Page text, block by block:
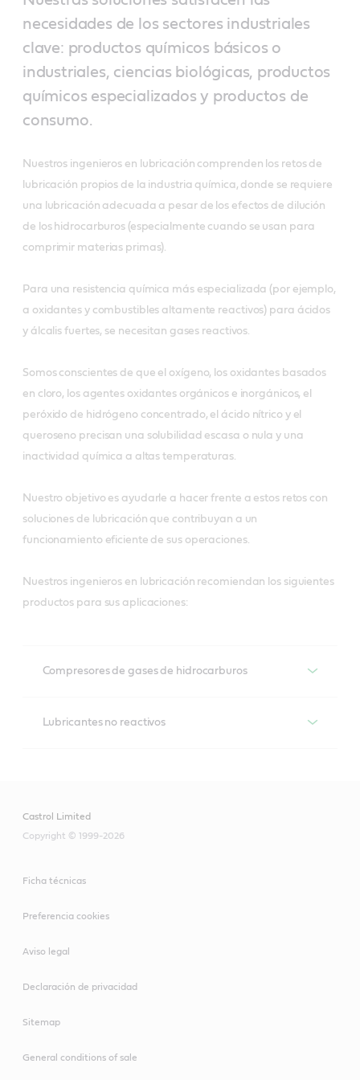
necesidades de los sectores industriales
clave: productos químicos básicos o
industriales, ciencias biológicas, productos
químicos especializados y productos de
consumo.
Nuestros ingenieros en lubricación comprenden los retos de
lubricación propios de la industria química, donde se requiere
una lubricación adecuada a pesar de los efectos de dilución
de los hidrocarburos (especialmente cuando se usan para
comprimir materias primas).
Para una resistencia química más especializada (por ejemplo,
a oxidantes y combustibles altamente reactivos) para ácidos
y álcalis fuertes, se necesitan gases reactivos.
Somos conscientes de que el oxígeno, los oxidantes basados
en cloro, los agentes oxidantes orgánicos e inorgánicos, el
peróxido de hidrógeno concentrado, el ácido nítrico y el
queroseno precisan una solubilidad escasa o nula y una
inactividad química a altas temperaturas.
Nuestro objetivo es ayudarle a hacer frente a estos retos con
soluciones de lubricación que contribuyan a un
funcionamiento eficiente de sus operaciones.
Nuestros ingenieros en lubricación recomiendan los siguientes
productos para sus aplicaciones:
Compresores de gases de hidrocarburos
Lubricantes no reactivos
Productos recomendados
Braycote 631 A
Braycote 631 RP
Castrol Limited
Copyright © 1999-2026
Ficha técnicas
Preferencia cookies
Aviso legal
Declaración de privacidad
Sitemap
General conditions of sale